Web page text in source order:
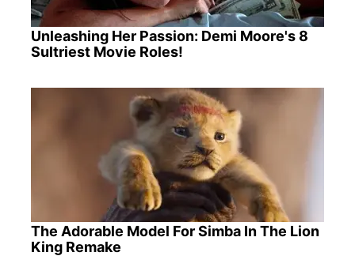
Unleashing Her Passion: Demi Moore's 8
Sultriest Movie Roles!
The Adorable Model For Simba In The Lion
King Remake